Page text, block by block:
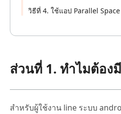
วิธีที่ 4. ใช้แอป Parallel Space
ส่วนที่ 1. ทำไมต้อง
สำหรับผู้ใช้งาน line ระบบ